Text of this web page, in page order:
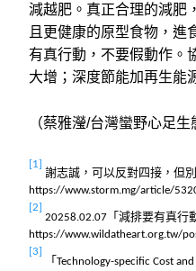
減越肥。真正合理的減肥
且更健康的原型食物，進
有真行動，不要假動作。
大增；深度節能加再生能
（蔡雅瀅/台灣蠻野心足生
[1]
謝志誠，可以反對四接，但
https://www.storm.mg/article/
[2]
20258.02.07 「減排要有真行
https://www.wildatheart.org.tw/
[3]
「 Technology-specific Cost